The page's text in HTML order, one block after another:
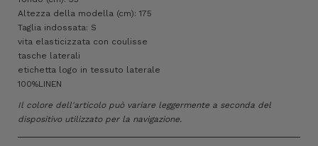
Altezza della modella (cm): 175
Taglia indossata: S
vita elasticizzata con coulisse
tasche laterali
etichetta logo in tessuto laterale
100%LINEN
Il colore dell'articolo può variare leggermente a seconda del
dispositivo utilizzato per la navigazione.